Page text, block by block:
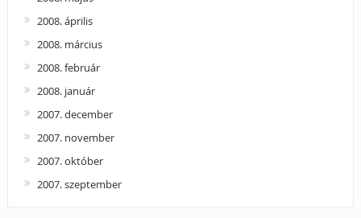
2008. április
2008. március
2008. február
2008. január
2007. december
2007. november
2007. október
2007. szeptember